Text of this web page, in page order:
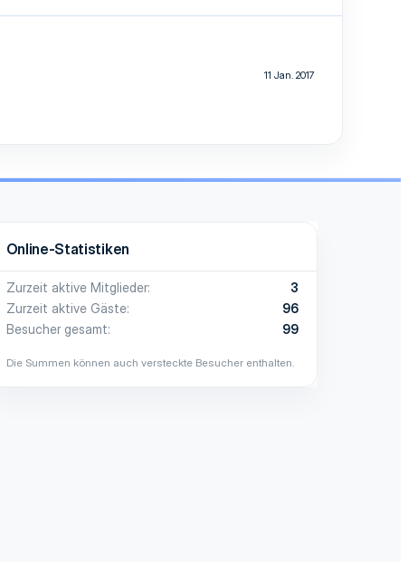
11 Jan. 2017
Online-Statistiken
Zurzeit aktive Mitglieder
3
Zurzeit aktive Gäste
96
Besucher gesamt
99
Die Summen können auch versteckte Besucher enthalten.